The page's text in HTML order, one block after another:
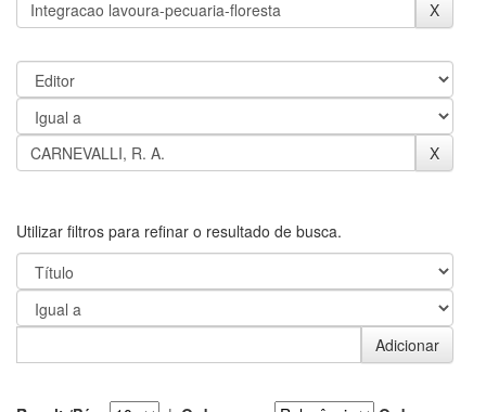
Utilizar filtros para refinar o resultado de busca.